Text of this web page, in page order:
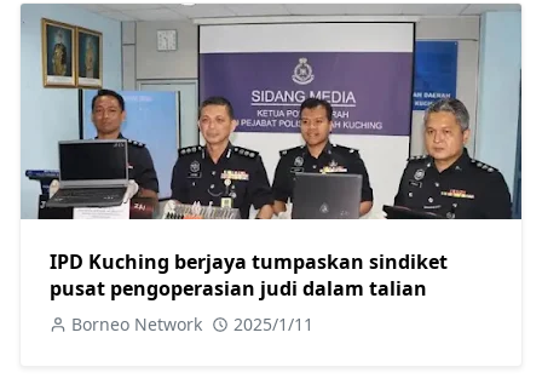
IPD Kuching berjaya tumpaskan sindiket
pusat pengoperasian judi dalam talian
Borneo Network 2025/1/11